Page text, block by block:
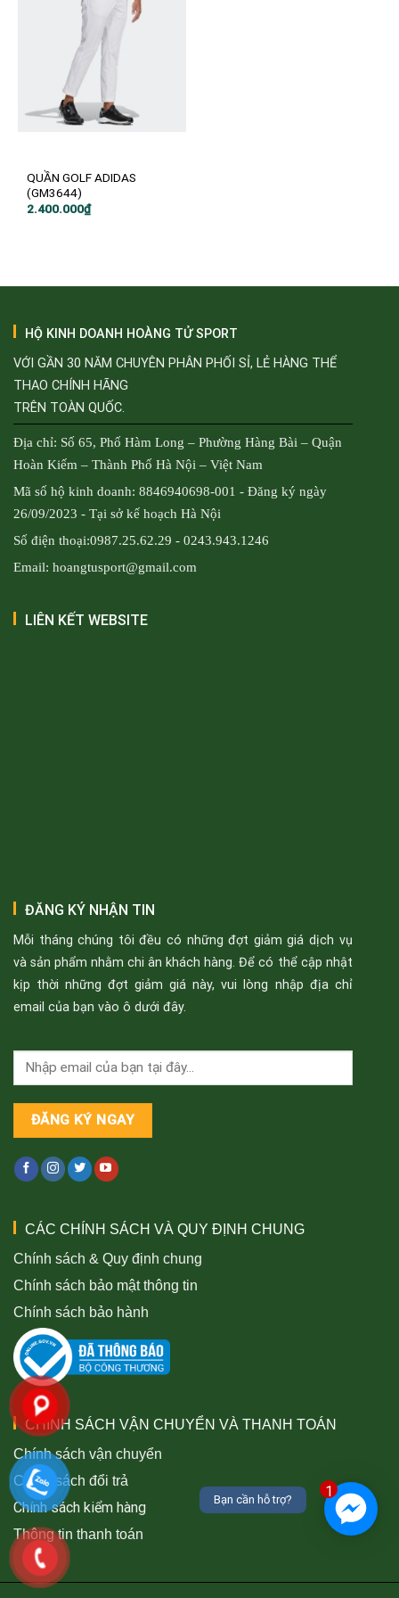
QUẦN GOLF ADIDAS
(GM3644)
2.400.000₫
HỘ KINH DOANH HOÀNG TỬ SPORT
VỚI GẦN 30 NĂM CHUYÊN PHÂN PHỐI SỈ, LẺ HÀNG THỂ
THAO CHÍNH HÃNG
TRÊN TOÀN QUỐC.
Địa chỉ: Số 65, Phố Hàm Long – Phường Hàng Bài – Quận
Hoàn Kiếm – Thành Phố Hà Nội – Việt Nam
Mã số hộ kinh doanh: 8846940698-001 - Đăng ký ngày
26/09/2023 - Tại sở kế hoạch Hà Nội
Số điện thoại:0987.25.62.29 - 0243.943.1246
Email: hoangtusport@gmail.com
LIÊN KẾT WEBSITE
ĐĂNG KÝ NHẬN TIN
Mỗi tháng chúng tôi đều có những đợt giảm giá dịch vụ
và sản phẩm nhằm chi ân khách hàng. Để có thể cập nhật
kịp thời những đợt giảm giá này, vui lòng nhập địa chỉ
email của bạn vào ô dưới đây.
CÁC CHÍNH SÁCH VÀ QUY ĐỊNH CHUNG
Chính sách & Quy định chung
Chính sách bảo mật thông tin
Chính sách bảo hành
CHÍNH SÁCH VẬN CHUYỂN VÀ THANH TOÁN
Chính sách vận chuyển
Chính sách đổi trả
Chính sách kiểm hàng
Thông tin thanh toán
1
Bạn cần hỗ trợ?